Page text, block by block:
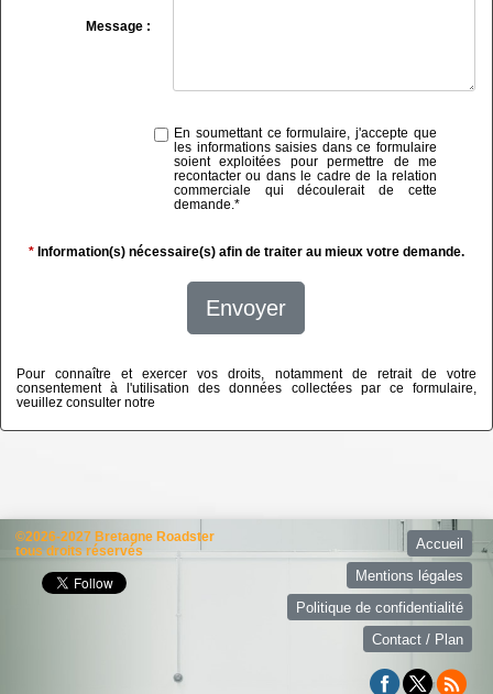
Message :
En soumettant ce formulaire, j'accepte que
les informations saisies dans ce formulaire
soient exploitées pour permettre de me
recontacter ou dans le cadre de la relation
commerciale qui découlerait de cette
demande.*
* Information(s) nécessaire(s) afin de traiter au mieux votre demande.
Envoyer
Pour connaître et exercer vos droits, notamment de retrait de votre
consentement à l'utilisation des données collectées par ce formulaire,
veuillez consulter notre
©2026-2027 Bretagne Roadster
tous droits réservés
Accueil
Mentions légales
Politique de confidentialité
Contact / Plan